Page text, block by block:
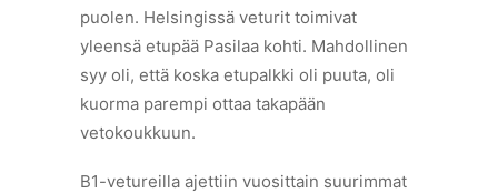
puolen. Helsingissä veturit toimivat
yleensä etupää Pasilaa kohti. Mahdollinen
syy oli, että koska etupalkki oli puuta, oli
kuorma parempi ottaa takapään
vetokoukkuun.
B1-vetureilla ajettiin vuosittain suurimmat